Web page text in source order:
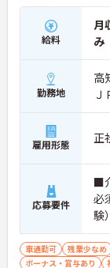
給料
月
み
勤務地
高
雇用形態 正
応募要件
■
必
験
必
車通勤可 残業少なめ
ボーナス・賞与あり